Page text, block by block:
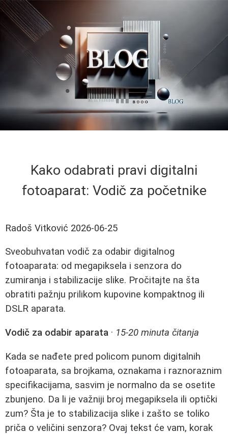
Kako odabrati pravi digitalni
fotoaparat: Vodič za početnike
Radoš Vitković 2026-06-25
Sveobuhvatan vodič za odabir digitalnog
fotoaparata: od megapiksela i senzora do
zumiranja i stabilizacije slike. Pročitajte na šta
obratiti pažnju prilikom kupovine kompaktnog ili
DSLR aparata.
Vodič za odabir aparata · 15-20 minuta čitanja
Kada se nađete pred policom punom digitalnih
fotoaparata, sa brojkama, oznakama i raznoraznim
specifikacijama, sasvim je normalno da se osetite
zbunjeno. Da li je važniji broj megapiksela ili optički
zum? Šta je to stabilizacija slike i zašto se toliko
priča o veličini senzora? Ovaj tekst će vam, korak